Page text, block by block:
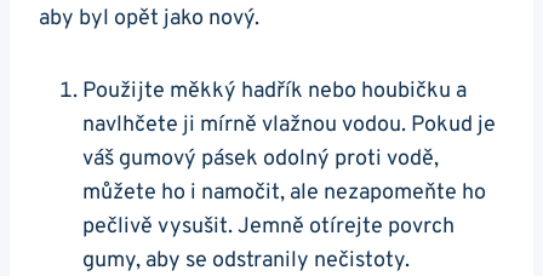
aby byl​ opět ​jako nový.
Použijte měkký ‍hadřík nebo houbičku a
navlhčete ji mírně vlažnou vodou. Pokud je
váš gumový pásek odolný proti vodě,
můžete ho i namočit, ale nezapomeňte ho
pečlivě vysušit. Jemně otírejte ⁢povrch
gumy, aby se odstranily nečistoty.